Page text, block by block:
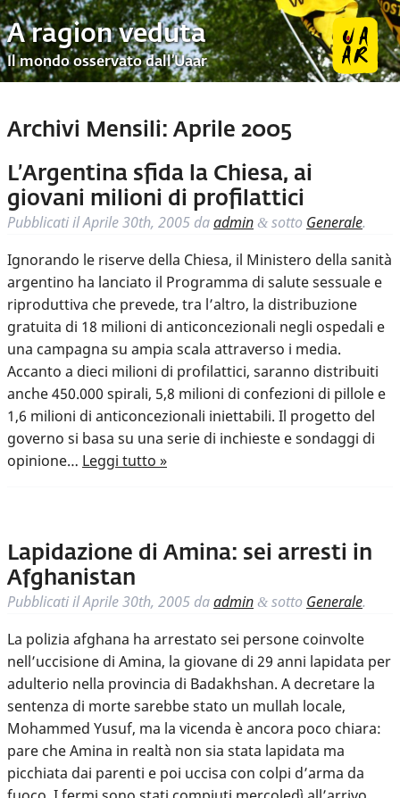
A ragion veduta
Il mondo osservato dall’Uaar
Archivi Mensili: Aprile 2005
L’Argentina sfida la Chiesa, ai
giovani milioni di profilattici
Pubblicati ilAprile 30th, 2005 daadmin & sotto Generale.
Ignorando le riserve della Chiesa, il Ministero della sanità
argentino ha lanciato il Programma di salute sessuale e
riproduttiva che prevede, tra l’altro, la distribuzione
gratuita di 18 milioni di anticoncezionali negli ospedali e
una campagna su ampia scala attraverso i media.
Accanto a dieci milioni di profilattici, saranno distribuiti
anche 450.000 spirali, 5,8 milioni di confezioni di pillole e
1,6 milioni di anticoncezionali iniettabili. Il progetto del
governo si basa su una serie di inchieste e sondaggi di
opinione… Leggi tutto »
Lapidazione di Amina: sei arresti in
Afghanistan
Pubblicati ilAprile 30th, 2005 daadmin & sotto Generale.
La polizia afghana ha arrestato sei persone coinvolte
nell’uccisione di Amina, la giovane di 29 anni lapidata per
adulterio nella provincia di Badakhshan. A decretare la
sentenza di morte sarebbe stato un mullah locale,
Mohammed Yusuf, ma la vicenda è ancora poco chiara:
pare che Amina in realtà non sia stata lapidata ma
picchiata dai parenti e poi uccisa con colpi d’arma da